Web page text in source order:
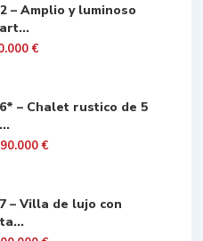
– Amplio y luminoso
€
– Chalet rustico de 5
€
– Villa de lujo con